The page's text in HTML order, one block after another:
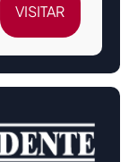
VISITAR